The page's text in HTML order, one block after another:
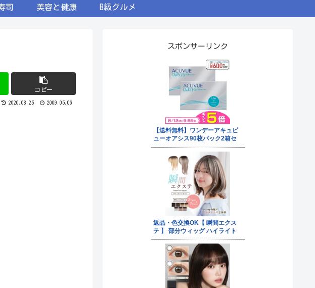
司 美容と健康 B級グルメ
コピー
2020.08.25 2009.05.06
スポンサーリンク